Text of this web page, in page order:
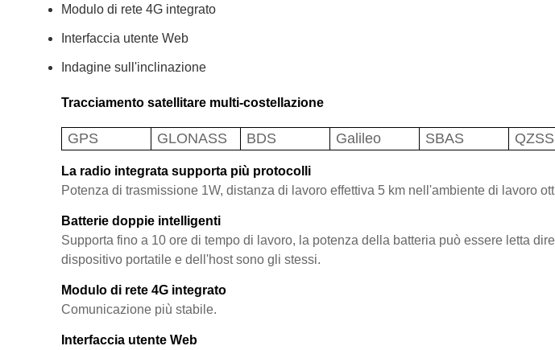
Modulo di rete 4G integrato
Interfaccia utente Web
Indagine sull'inclinazione
Tracciamento satellitare multi-costellazione
GPS GLONASS BDS Galileo SBAS QZSS
La radio integrata supporta più protocolli
Potenza di trasmissione 1W, distanza di lavoro effettiva 5 km nell'ambiente di lavoro
Batterie doppie intelligenti
Supporta fino a 10 ore di tempo di lavoro, la potenza della batteria può essere letta
dispositivo portatile e dell'host sono gli stessi.
Modulo di rete 4G integrato
Comunicazione più stabile.
Interfaccia utente Web